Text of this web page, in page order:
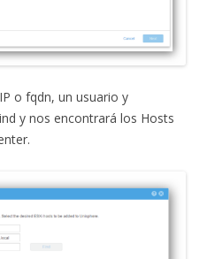
o fqdn, un usuario y
y nos encontrará los Hosts